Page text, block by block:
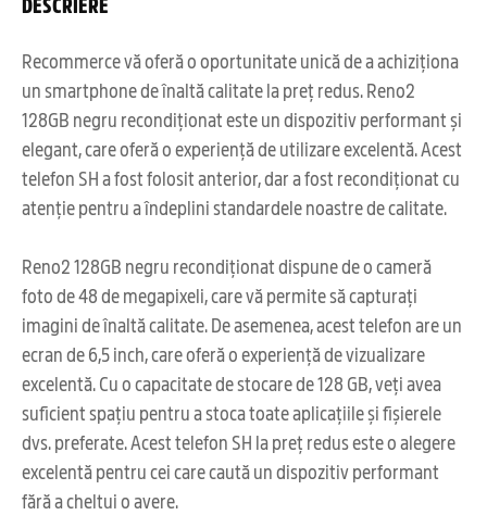
Recommerce vă oferă o oportunitate unică de a achiziționa
un smartphone de înaltă calitate la preț redus. Reno2
128GB negru recondiționat este un dispozitiv performant și
elegant, care oferă o experiență de utilizare excelentă. Acest
telefon SH a fost folosit anterior, dar a fost recondiționat cu
atenție pentru a îndeplini standardele noastre de calitate.
Reno2 128GB negru recondiționat dispune de o cameră
foto de 48 de megapixeli, care vă permite să capturați
imagini de înaltă calitate. De asemenea, acest telefon are un
ecran de 6,5 inch, care oferă o experiență de vizualizare
excelentă. Cu o capacitate de stocare de 128 GB, veți avea
suficient spațiu pentru a stoca toate aplicațiile și fișierele
dvs. preferate. Acest telefon SH la preț redus este o alegere
excelentă pentru cei care caută un dispozitiv performant
fără a cheltui o avere.